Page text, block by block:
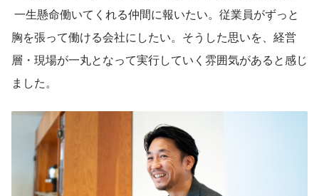
胸を張って働ける会社にしたい。そうした思いを、経営
層・現場が一丸となって実行していく雰囲気があると感じ
ました。